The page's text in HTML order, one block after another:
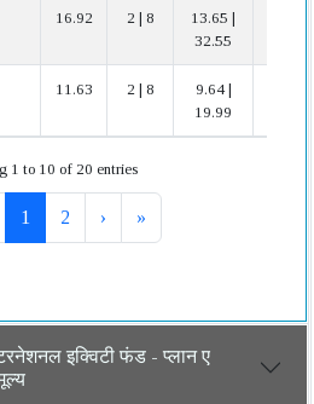
16.92 2 | 8
13.65 |
32.55
11.63 2 | 8
9.64 |
19.99
1 to 10 of 20 entries
1 2 › »
इक्विटी फंड - प्लान ए